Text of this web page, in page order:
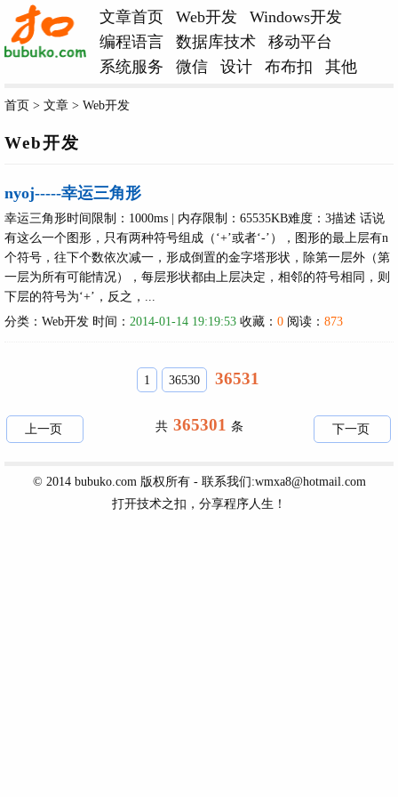
文章首页 Web开发
Windows开发
编程语言
数据库技术
移动平台
系统服务
微信 设计 布布扣 其他
首页 > 文章 > Web开发
Web开发
nyoj-----幸运三角形
幸运三角形时间限制：1000ms | 内存限制：65535KB难度：3描述 话说
有这么一个图形，只有两种符号组成（‘+’或者‘-’），图形的最上层有n
个符号，往下个数依次减一，形成倒置的金字塔形状，除第一层外（第
一层为所有可能情况），每层形状都由上层决定，相邻的符号相同，则
下层的符号为‘+’，反之，...
分类： Web开发 时间： 2014-01-14 19:19:53 收藏： 0 阅读： 873
1 36530 36531
上一页 共 365301 条 下一页
© 2014 bubuko.com 版权所有 - 联系我们:wmxa8@hotmail.com
打开技术之扣，分享程序人生！